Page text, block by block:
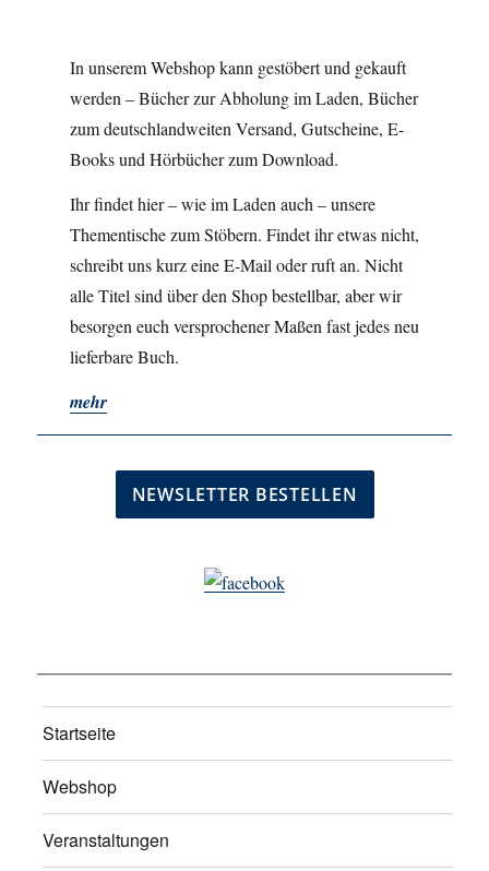
In unserem Webshop kann gestöbert und gekauft
werden – Bücher zur Abholung im Laden, Bücher
zum deutschlandweiten Versand, Gutscheine, E-
Books und Hörbücher zum Download.
Ihr findet hier – wie im Laden auch – unsere
Thementische zum Stöbern. Findet ihr etwas nicht,
schreibt uns kurz eine E-Mail oder ruft an. Nicht
alle Titel sind über den Shop bestellbar, aber wir
besorgen euch versprochener Maßen fast jedes neu
lieferbare Buch.
mehr
Startseite
Webshop
Veranstaltungen